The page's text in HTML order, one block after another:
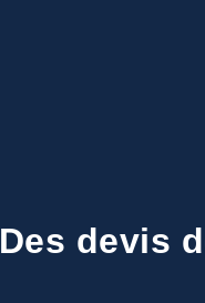
Des devis